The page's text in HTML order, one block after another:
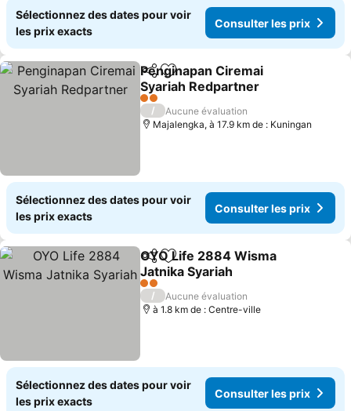
Sélectionnez des dates pour voir
les prix exacts
Consulter les prix
PartagerAjouter à mes favoris
Penginapan Ciremai
Syariah Redpartner
Consulter les prix
2 Étoiles
/
Aucune évaluation
Majalengka, à 17.9 km de : Kuningan
Sélectionnez des dates pour voir
les prix exacts
Consulter les prix
PartagerAjouter à mes favoris
OYO Life 2884 Wisma
Jatnika Syariah
Consulter les prix
2 Étoiles
/
Aucune évaluation
à 1.8 km de : Centre-ville
Sélectionnez des dates pour voir
les prix exacts
Consulter les prix